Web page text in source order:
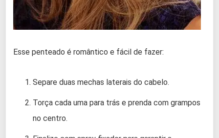
Esse penteado é romântico e fácil de fazer:
Separe duas mechas laterais do cabelo.
Torça cada uma para trás e prenda com grampos
no centro.